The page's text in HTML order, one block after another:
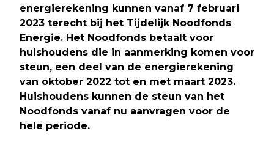
energierekening kunnen vanaf 7 februari
2023 terecht bij het Tijdelijk Noodfonds
Energie. Het Noodfonds betaalt voor
huishoudens die in aanmerking komen voor
steun, een deel van de energierekening
van oktober 2022 tot en met maart 2023.
Huishoudens kunnen de steun van het
Noodfonds vanaf nu aanvragen voor de
hele periode.